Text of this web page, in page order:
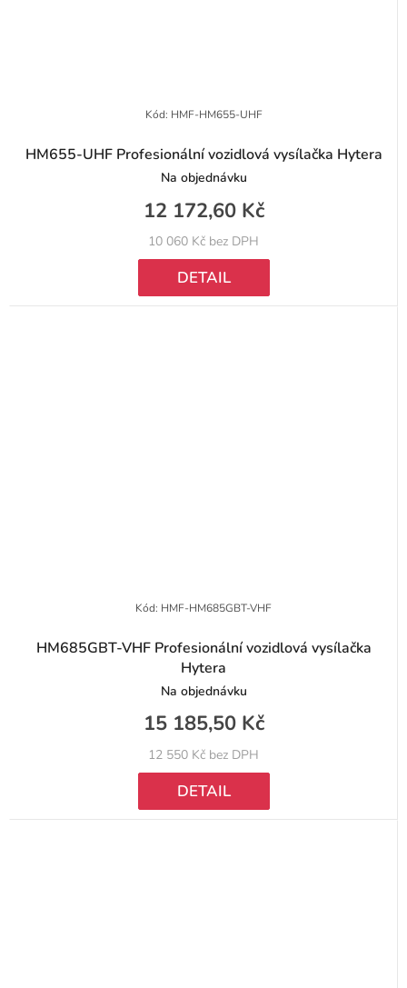
HM655-UHF Profesionální vozidlová vysílačka Hytera
Na objednávku
10 060 Kč bez DPH
12 172,60 Kč
DETAIL
Kód: HMF-HM655-UHF
HM685GBT-VHF Profesionální vozidlová vysílačka
Hytera
Na objednávku
12 550 Kč bez DPH
15 185,50 Kč
DETAIL
Kód: HMF-HM685GBT-VHF